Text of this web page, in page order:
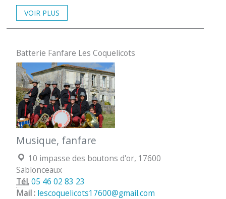
VOIR PLUS
Batterie Fanfare Les Coquelicots
Musique, fanfare
Localisation :
10 impasse des boutons d'or, 17600
Sablonceaux
Tél.05 46 02 83 23
Mail : lescoquelicots17600@gmail.com